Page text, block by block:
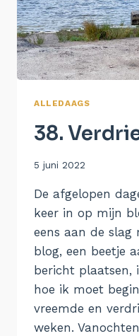
ALLEDAAGS
38.
Door
5 juni 2022
De afgelopen
keer in op mijn
eens aan de
blog, een beetje
bericht plaatsen,
hoe ik moet
vreemde en
weken.